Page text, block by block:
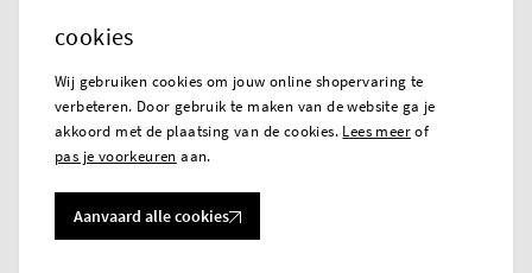
cookies
Wij gebruiken cookies om jouw online shopervaring te
verbeteren. Door gebruik te maken van de website ga je
akkoord met de plaatsing van de cookies. Lees meerof
pas je voorkeuren aan.
Aanvaard alle cookies